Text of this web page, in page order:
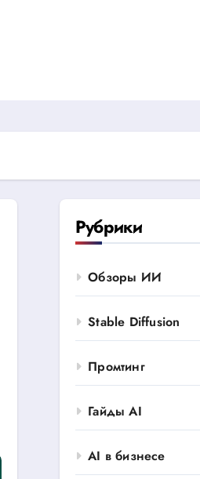
Рубрики
Обзоры ИИ
Stable Diffusion
Промтинг
Гайды AI
AI в бизнесе